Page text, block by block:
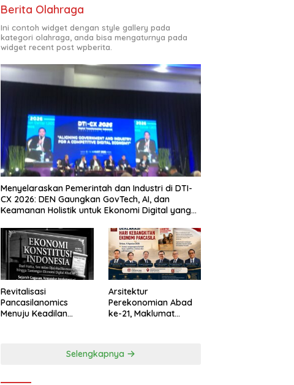
Berita Olahraga
Ini contoh widget dengan style gallery pada
kategori olahraga, anda bisa mengaturnya pada
widget recent post wpberita.
Menyelaraskan Pemerintah dan Industri di DTI-
CX 2026: DEN Gaungkan GovTech, AI, dan
Keamanan Holistik untuk Ekonomi Digital yang
Revitalisasi
Pancasilanomics
Menuju Keadilan
Arsitektur
Perekonomian Abad
ke-21, Maklumat
Selengkapnya